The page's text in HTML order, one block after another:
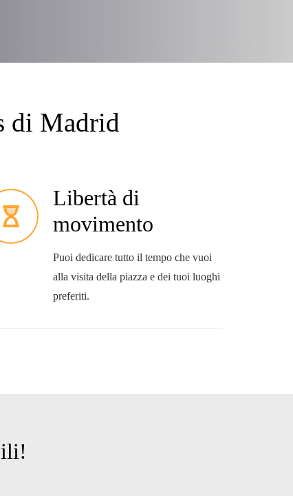
di Madrid
Libertà di
movimento
Puoi dedicare tutto il tempo che vuoi
alla visita della piazza e dei tuoi luoghi
preferiti.